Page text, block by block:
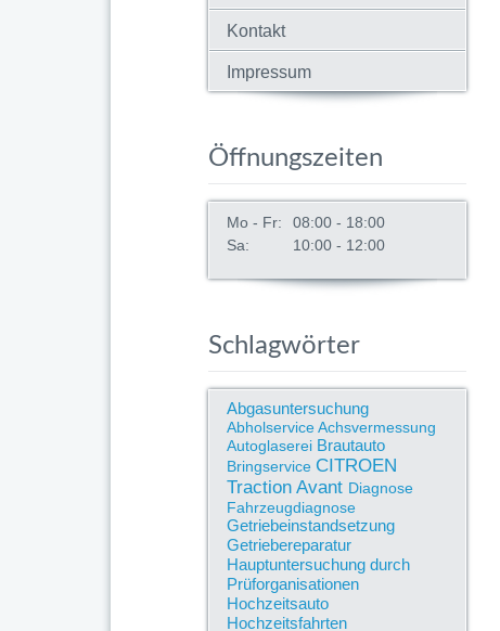
Kontakt
Impressum
Öffnungszeiten
Mo - Fr:
08:00 - 18:00
Sa:
10:00 - 12:00
Schlagwörter
Abgasuntersuchung
AbholserviceAchsvermessung
Autoglaserei Brautauto
Bringservice CITROEN
Traction Avant Diagnose
Fahrzeugdiagnose
Getriebeinstandsetzung
Getriebereparatur
Hauptuntersuchung durch
Prüforganisationen
Hochzeitsauto
Hochzeitsfahrten